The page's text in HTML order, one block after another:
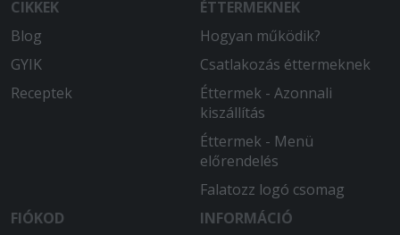
CIKKEK
Blog
GYIK
Receptek
ÉTTERMEKNEK
Hogyan működik?
Csatlakozás éttermeknek
Éttermek - Azonnali
kiszállítás
Éttermek - Menü
előrendelés
Falatozz logó csomag
FIÓKOD
INFORMÁCIÓ